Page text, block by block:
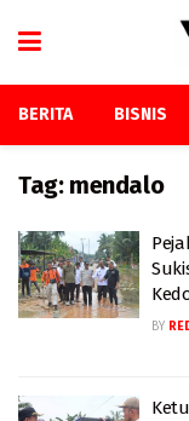
BERITA BISNIS
Tag: mendalo
BY